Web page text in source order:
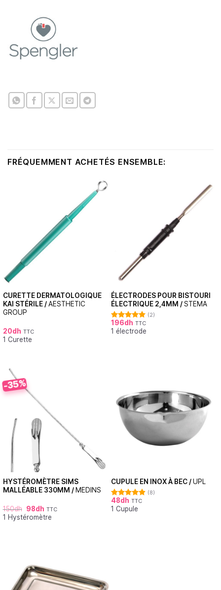
FRÉQUEMMENT ACHETÉS ENSEMBLE:
CURETTE DERMATOLOGIQUE
KAI STÉRILE /AESTHETIC
GROUP
20dh TTC
1 Curette
ÉLECTRODES POUR BISTOURI
ÉLECTRIQUE 2,4MM /STEMA
Note5.00
sur 5
(2)
196dh TTC
1 électrode
-35%
HYSTÉROMÈTRE SIMS
MALLÉABLE 330MM / MEDINS
150dh 98dh TTC
1 Hystéromètre
CUPULE EN INOX À BEC /UPL
Note4.88
sur 5
(8)
48dh TTC
1 Cupule